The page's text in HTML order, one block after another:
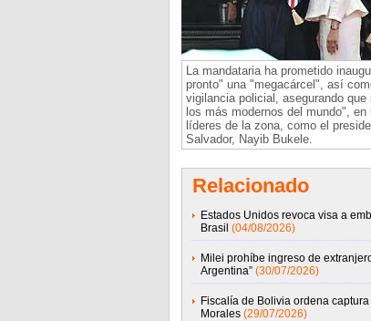
La mandataria ha prometido
pronto" una "megacárcel", así
vigilancia policial, asegurando que
los más modernos del mundo",
líderes de la zona, como el
Salvador, Nayib Bukele.
Relacionado
Estados Unidos revoca visa a
Brasil (04/08/2026)
Milei prohíbe ingreso de
Argentina” (30/07/2026)
Fiscalía de Bolivia ordena
Morales (29/07/2026)